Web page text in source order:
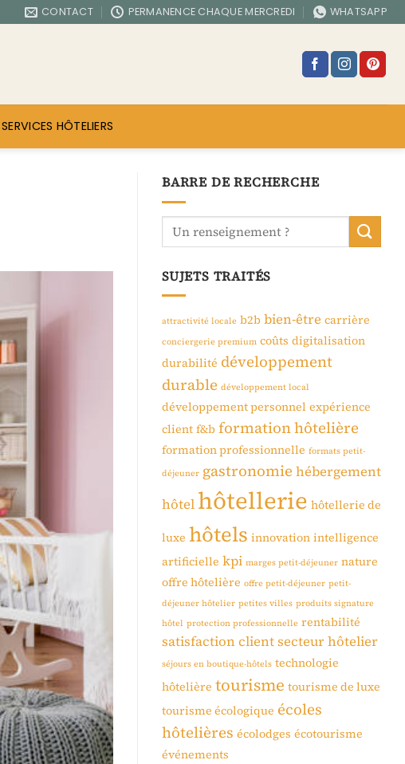
CONTACT PERMANENCE CHAQUE MERCREDI WHATSAPP
SERVICES HÔTELIERS
BARRE DE RECHERCHE
SUJETS TRAITÉS
attractivité locale b2b bien-être carrière
conciergerie premium coûts digitalisation
durabilité développement
durable développement local
développement personnel expérience
client f&b formation hôtelière
formation professionnelle formats petit-
déjeuner gastronomie hébergement
hôtel hôtellerie hôtellerie de
luxe hôtels innovation intelligence
artificielle kpi marges petit-déjeuner nature
offre hôtelière offre petit-déjeuner petit-
déjeuner hôtelier petites villes produits signature
hôtel protection professionnelle rentabilité
satisfaction clientsecteur hôtelier
séjours en boutique-hôtels technologie
hôtelière tourisme tourisme de luxe
tourisme écologique écoles
hôtelières écolodges écotourisme
événements